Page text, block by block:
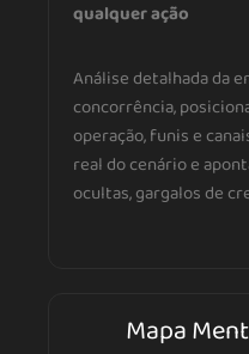
qualquer ação
Análise detalhada da
concorrência,
operação, funis e
real do cenário e
ocultas, gargalos de
Mapa